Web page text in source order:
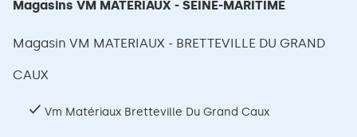
Magasins VM MATERIAUX - SEINE-MARITIME
Magasin VM MATERIAUX - BRETTEVILLE DU GRAND
CAUX
Vm Matériaux Bretteville Du Grand Caux